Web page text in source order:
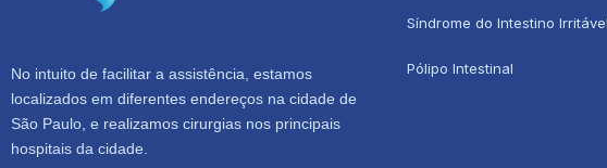
No intuito de facilitar a assistência, estamos
localizados em diferentes endereços na cidade de
São Paulo, e realizamos cirurgias nos principais
hospitais da cidade.
Síndrome do Intestino Irritável
Pólipo Intestinal